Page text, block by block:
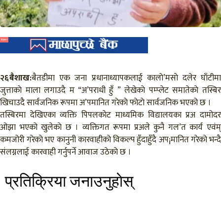
विज्ञापन
२६बैशाख:बैतडीमा एक जना प्रधानाध्यापकलाई कालाे’मसाे दलेर घाँटीमा
जुत्ताकाे माला लगाउदै म “अ’पराधी हुँ ” लेखेकाे पम्प्लेट समातेकाे तस्बिर
खिचाउदै सार्वजनिक रूपमा अ’पमानित गरेकाे फाेटाे सार्वजनिक भएको छ ।
तस्बिरमा देखिएका व्यक्ति पिपलकाेट माध्यमिक विद्यालयका प्रअ दामोदर
ओझा भएको खुलेकाे छ । व्यक्तिगत रूपमा प्रअले कुनै गल’त कार्य एवंम्
कमजोरी गरेकाे भए कानुनी कारवाहीकाे विकल्प हुँदाहुँदै अप¡मानित गरेकाे भन्दै
संलग्नलाई कारवाही गर्नुपर्ने आवाज उठेकाे छ ।
प्रतिक्रिया जनाउनुहाेस्